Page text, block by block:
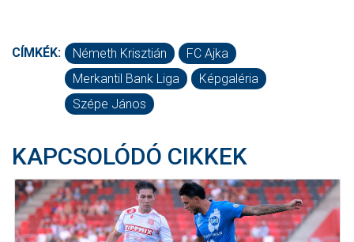
CÍMKÉK: Németh Krisztián
FC Ajka
Merkantil Bank Liga
Képgaléria
Szépe János
KAPCSOLÓDÓ CIKKEK